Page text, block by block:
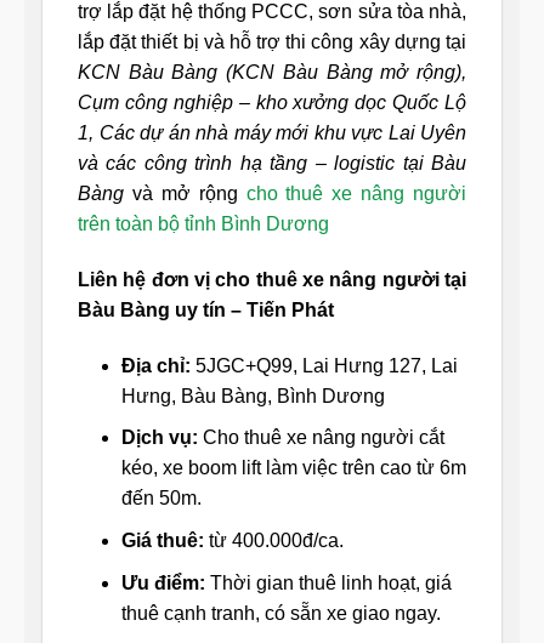
trợ lắp đặt hệ thống PCCC, sơn sửa tòa nhà,
lắp đặt thiết bị và hỗ trợ thi công xây dựng tại
KCN Bàu Bàng (KCN Bàu Bàng mở rộng),
Cụm công nghiệp – kho xưởng dọc Quốc Lộ
1, Các dự án nhà máy mới khu vực Lai Uyên
và các công trình hạ tầng – logistic tại Bàu
Bàng và mở rộng cho thuê xe nâng người
trên toàn bộ tỉnh Bình Dương
Liên hệ đơn vị cho thuê xe nâng người tại
Bàu Bàng uy tín – Tiến Phát
Địa chỉ: 5JGC+Q99, Lai Hưng 127, Lai
Hưng, Bàu Bàng, Bình Dương
Dịch vụ: Cho thuê xe nâng người cắt
kéo, xe boom lift làm việc trên cao từ 6m
đến 50m.
Giá thuê: từ 400.000đ/ca.
Ưu điểm: Thời gian thuê linh hoạt, giá
thuê cạnh tranh, có sẵn xe giao ngay.